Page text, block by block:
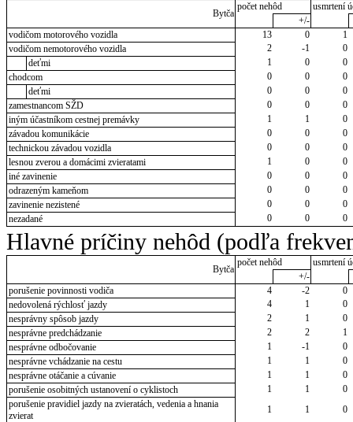
Bytča
počet nehôd
usmrtení
+/-
vodičom motorového vozidla
13 0
1
vodičom nemotorového vozidla
2 -1
0
deťmi
1 0
0
chodcom
0 0
0
deťmi
0 0
0
zamestnancom SŽD
0 0
0
iným účastníkom cestnej premávky
1 1
0
závadou komunikácie
0 0
0
technickou závadou vozidla
0 0
0
lesnou zverou a domácimi zvieratami
1 0
0
iné zavinenie
0 0
0
odrazeným kameňom
0 0
0
zavinenie nezistené
0 0
0
nezadané
0 0 0
Hlavné príčiny nehôd (podľa
Bytča
počet nehôd
usmrtení
+/-
porušenie povinnosti vodiča
4 -2
0
nedovolená rýchlosť jazdy
4 1
0
nesprávny spôsob jazdy
2 1
0
nesprávne predchádzanie
2 2
1
nesprávne odbočovanie
1 -1
0
nesprávne vchádzanie na cestu
1 1
0
nesprávne otáčanie a cúvanie
1 1
0
porušenie osobitných ustanovení o cyklistoch
1 1
0
porušenie pravidiel jazdy na zvieratách, vedenia a hnania
zvierat
1 1 0